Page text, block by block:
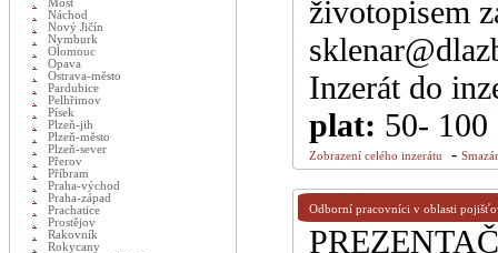
životopisem
Inzerát do
plat: 50-
Zobrazení celého inzerátu -
Odborní pracovníci v oblasti
Most
Náchod
Nový Jičín
Nymburk
Olomouc
Opava
Ostrava-město
Pardubice
Pelhřimov
Písek
Plzeň-jih
Plzeň-město
Plzeň-sever
Přerov
Příbram
Praha-východ
Praha-západ
Prachatice
Prostějov
Rakovník
Rokycany